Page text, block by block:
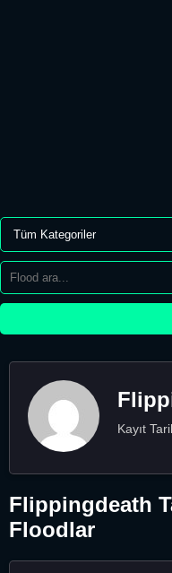
Kayıt
Flippingdeath
Floodlar